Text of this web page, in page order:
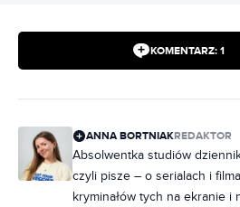
KOMENTARZ: 1
ANNA BORTNIAKREDAKTOR
Absolwentka studiów
czyli pisze – o serialach i
kryminałów tych na ekranie i